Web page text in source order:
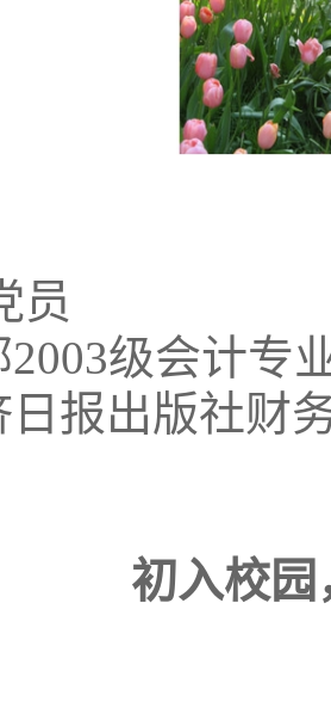
员
级会计专
日报出版社财
初入校